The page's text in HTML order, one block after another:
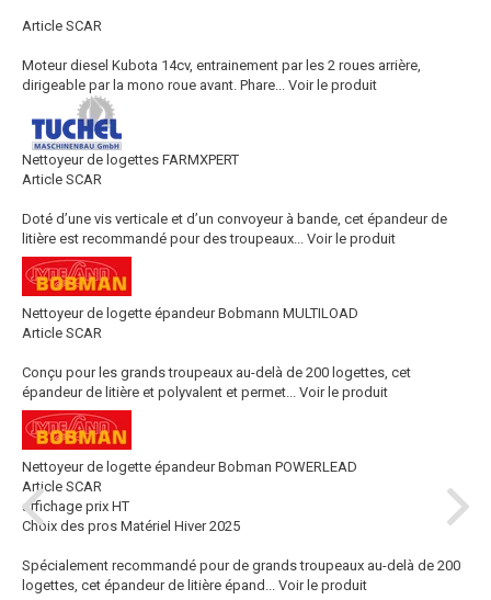
Article SCAR
Moteur diesel Kubota 14cv, entrainement par les 2 roues arrière,
dirigeable par la mono roue avant. Phare...
Voir le produit
Nettoyeur de logettes FARMXPERT
Article SCAR
Doté d’une vis verticale et d’un convoyeur à bande, cet épandeur de
litière est recommandé pour des troupeaux...
Voir le produit
Nettoyeur de logette épandeur Bobmann MULTILOAD
Article SCAR
Conçu pour les grands troupeaux au-delà de 200 logettes, cet
épandeur de litière et polyvalent et permet...
Voir le produit
Nettoyeur de logette épandeur Bobman POWERLEAD
Article SCAR
affichage prix HT
Choix des pros Matériel Hiver 2025
Spécialement recommandé pour de grands troupeaux au-delà de 200
logettes, cet épandeur de litière épand...
Voir le produit